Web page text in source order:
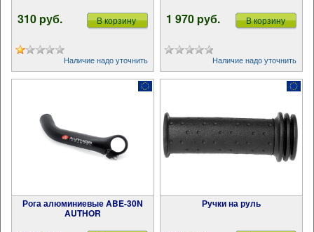
310 pуб. В корзину
Наличие надо уточнить
1 970 pуб. В корзину
Наличие надо уточнить
Рога алюминиевые ABE-30N
AUTHOR
Ручки на руль